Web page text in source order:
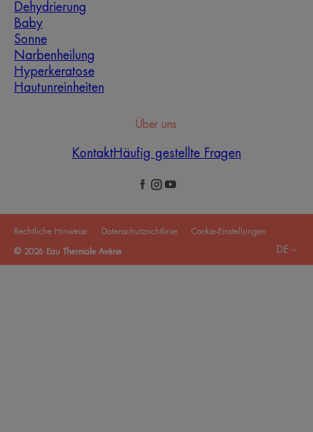
Dehydrierung
Baby
Sonne
Narbenheilung
Hyperkeratose
Hautunreinheiten
Über uns
KontaktHäufig gestellte Fragen
Rechtliche Hinweise Datenschutzrichtlinie Cookie-Einstellungen
© 2026 Eau Thermale Avène DE